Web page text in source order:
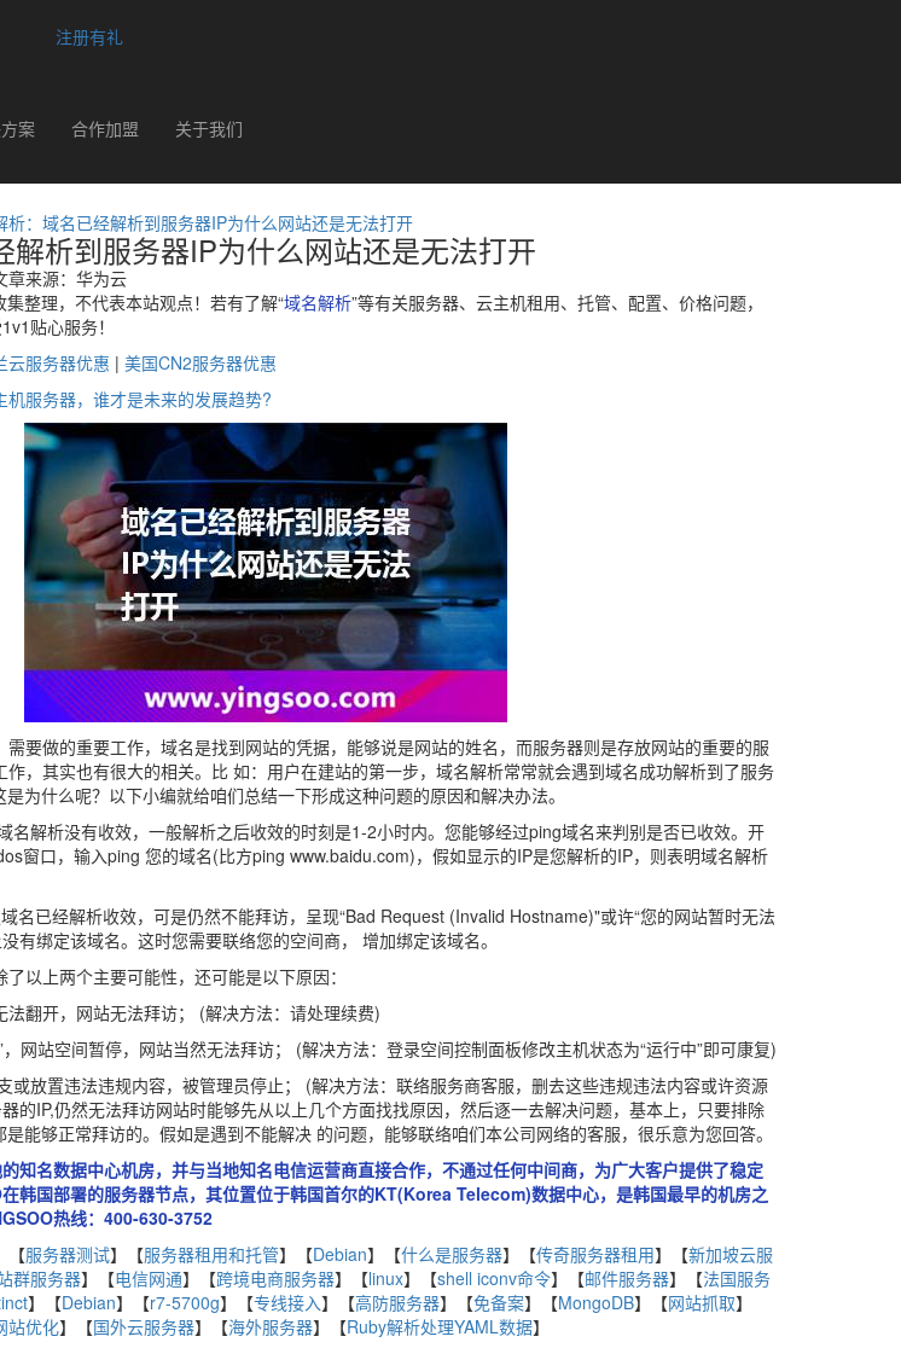
注册有礼
案 合作加盟 关于我们
析：域名已经解析到服务器IP为什么网站还是无法打开
解析到服务器IP为什么网站还是无法打开
来源：华为云
集整理，不代表本站观点！若有了解“域名解析”等有关服务器、云主机租用、托管、配置、价格问题，
贴心服务！
云服务器优惠 | 美国CN2服务器优惠
机服务器，谁才是未来的发展趋势?
要做的重要工作，域名是找到网站的凭据，能够说是网站的姓名，而服务器则是存放网站的重要的服
，其实也有很大的相关。比 如：用户在建站的第一步，域名解析常常就会遇到域名成功解析到了服务
为什么呢？以下小编就给咱们总结一下形成这种问题的原因和解决办法。
名解析没有收效，一般解析之后收效的时刻是1-2小时内。您能够经过ping域名来判别是否已收效。开
窗口，输入ping 您的域名(比方ping www.baidu.com)，假如显示的IP是您解析的IP，则表明域名解析
名已经解析收效，可是仍然不能拜访，呈现“Bad Request (Invalid Hostname)"或许“您的网站暂时无法
有绑定该域名。这时您需要联络您的空间商， 增加绑定该域名。
以上两个主要可能性，还可能是以下原因：
翻开，网站无法拜访； (解决方法：请处理续费)
网站空间暂停，网站当然无法拜访； (解决方法：登录空间控制面板修改主机状态为“运行中”即可康复)
或放置违法违规内容，被管理员停止； (解决方法：联络服务商客服，删去这些违规违法内容或许资源
的IP,仍然无法拜访网站时能够先从以上几个方面找找原因，然后逐一去解决问题，基本上，只要排除
能够正常拜访的。假如是遇到不能解决 的问题，能够联络咱们本公司网络的客服，很乐意为您回答。
知名数据中心机房，并与当地知名电信运营商直接合作，不通过任何中间商，为广大客户提供了稳定
韩国部署的服务器节点，其位置位于韩国首尔的KT(Korea Telecom)数据中心，是韩国最早的机房之
热线：400-630-3752
【服务器测试】【服务器租用和托管】【Debian】【什么是服务器】【传奇服务器租用】【新加坡云服
群服务器】【电信网通】【跨境电商服务器】【linux】【shell iconv命令】【邮件服务器】【法国服务
】【Debian】【r7-5700g】【专线接入】【高防服务器】【免备案】【MongoDB】【网站抓取】
站优化】【国外云服务器】【海外服务器】【Ruby解析处理YAML数据】